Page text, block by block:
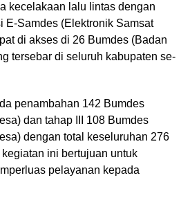
kecelakaan lalu lintas dengan
E-Samdes (Elektronik Samsat
di akses di 26 Bumdes (Badan
tersebar di seluruh kabupaten se-
penambahan 142 Bumdes
dan tahap III 108 Bumdes
dengan total keseluruhan 276
ini bertujuan untuk
pelayanan kepada